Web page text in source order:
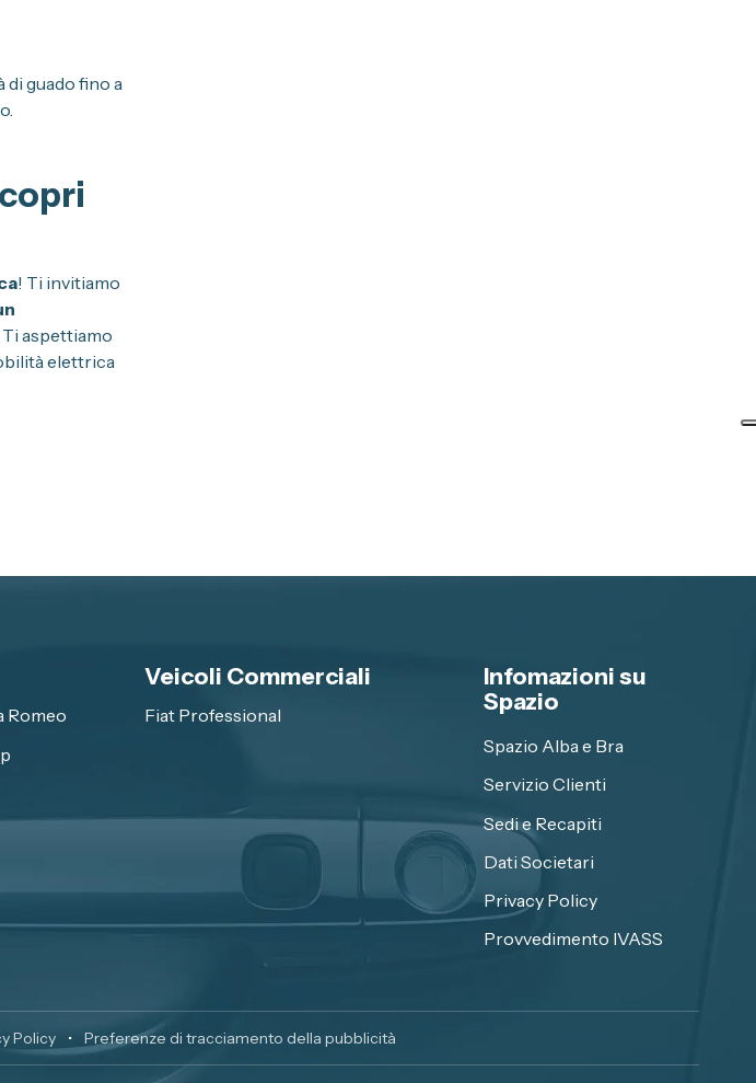
di guado fino a
! Ti invitiamo
aspettiamo
elettrica
Romeo
Veicoli Commerciali
Fiat Professional
Infomazioni su
Spazio
Spazio Alba e Bra
Servizio Clienti
Sedi e Recapiti
Dati Societari
Privacy Policy
Provvedimento IVASS
Policy • Preferenze di tracciamento della pubblicità